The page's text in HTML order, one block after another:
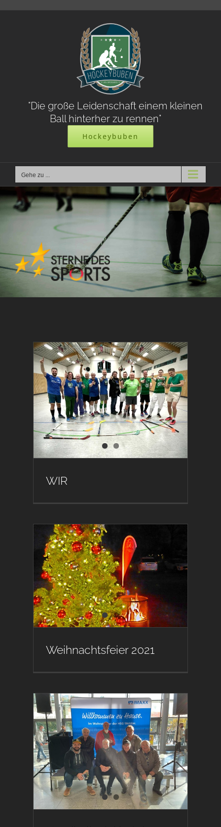
"Die große Leidenschaft einem kleinen
Ball hinterher zu rennen"
Hockeybuben
Gehe zu ...
WIR
Weihnachtsfeier 2021